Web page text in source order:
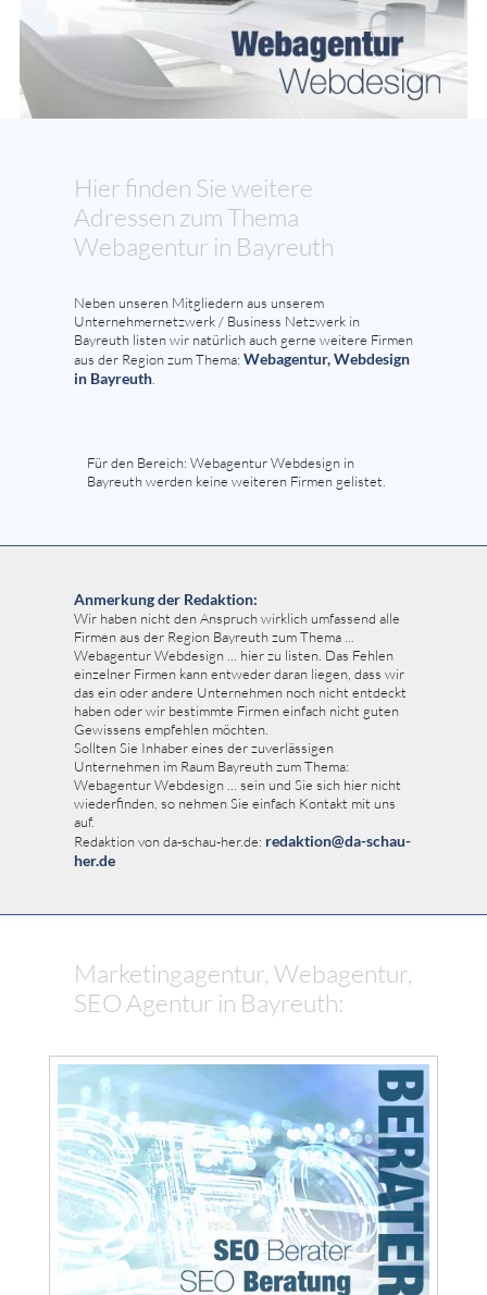
Hier finden Sie weitere
Adressen zum Thema
Webagentur in Bayreuth
Neben unseren Mitgliedern aus unserem
Unternehmernetzwerk / Business Netzwerk in
Bayreuth listen wir natürlich auch gerne weitere Firmen
aus der Region zum Thema: Webagentur, Webdesign
in Bayreuth
Für den Bereich: Webagentur Webdesign in
Bayreuth werden keine weiteren Firmen gelistet.
Anmerkung der Redaktion:
Wir haben nicht den Anspruch wirklich umfassend alle
Firmen aus der Region Bayreuth zum Thema ...
Webagentur Webdesign ... hier zu listen. Das Fehlen
einzelner Firmen kann entweder daran liegen, dass wir
das ein oder andere Unternehmen noch nicht entdeckt
haben oder wir bestimmte Firmen einfach nicht guten
Gewissens empfehlen möchten.
Sollten Sie Inhaber eines der zuverlässigen
Unternehmen im Raum Bayreuth zum Thema:
Webagentur Webdesign ... sein und Sie sich hier nicht
wiederfinden, so nehmen Sie einfach Kontakt mit uns
auf.
Redaktion von da-schau-her.de: redaktion@da-schau-
her.de
Marketingagentur, Webagentur,
SEO Agentur in Bayreuth: